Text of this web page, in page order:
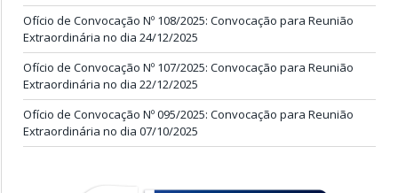
Ofício de Convocação Nº 108/2025: Convocação para Reunião
Extraordinária no dia 24/12/2025
Ofício de Convocação Nº 107/2025: Convocação para Reunião
Extraordinária no dia 22/12/2025
Ofício de Convocação Nº 095/2025: Convocação para Reunião
Extraordinária no dia 07/10/2025